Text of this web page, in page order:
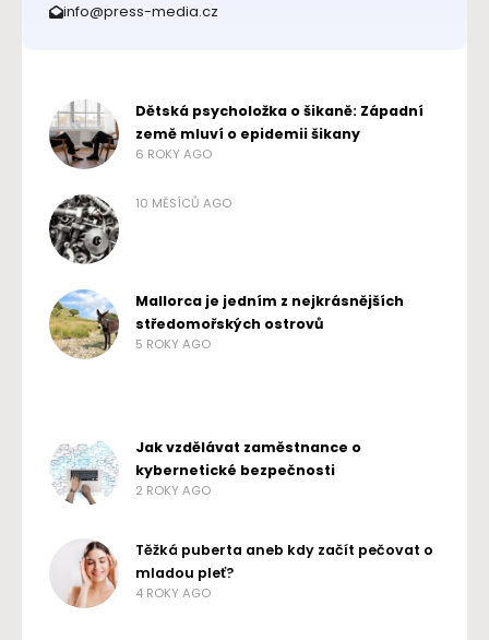
info@press-media.cz
Dětská psycholožka o šikaně: Západní
země mluví o epidemii šikany
6 ROKY AGO
10 MĚSÍCŮ AGO
Mallorca je jedním z nejkrásnějších
středomořských ostrovů
5 ROKY AGO
Jak vzdělávat zaměstnance o
kybernetické bezpečnosti
2 ROKY AGO
Těžká puberta aneb kdy začít pečovat o
mladou pleť?
4 ROKY AGO